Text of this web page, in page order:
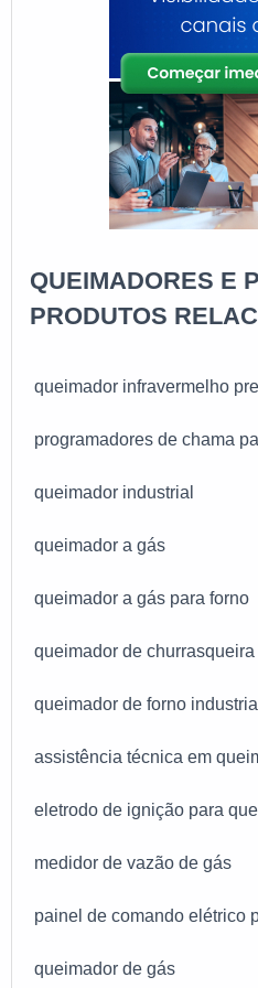
investidos valores
qualidade, aumentando a
Combustão é uma
mercado pela seriedade e
a melhor experiência para
Saiba mais informações
sem compromisso!
além de uma ampla gama
em todo o Brasil e
a Nofor destaca-se pelo
qualidade e o excelente
sempre à disposição para
solicitações de seus
QUEIMADORES E
PRODUTOS
queimador infravermelho
programadores de chama
queimador industrial
queimador a gás
queimador a gás para forno
queimador de
queimador de forno industrial
assistência técnica em
eletrodo de ignição para
medidor de vazão de gás
painel de comando elétrico
queimador de gás